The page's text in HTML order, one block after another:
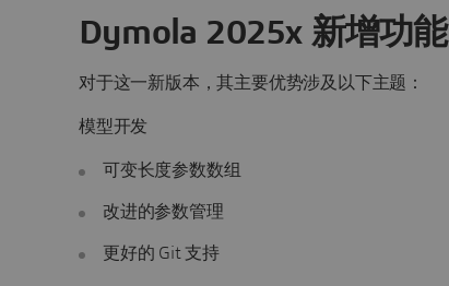
Dymola 2025x 新增功能
对于这一新版本，其主要优势涉及以下主题：
模型开发
可变长度参数数组
改进的参数管理
更好的 Git 支持